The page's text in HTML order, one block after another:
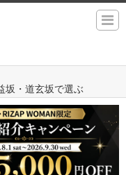
坂・道玄坂で選ぶ